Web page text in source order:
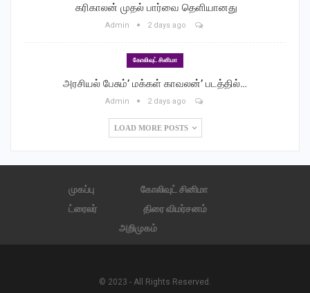
‎ கரிகாலன் முதல் பார்வை தெளியானது
Admin 2 days ago
கோலிவுட் சினிமா
அரசியல் பேசும்’ மக்கள் காவலன்’ படத்தில்…
Admin 2 days ago
LOAD MORE POSTS
முகப்பு
கோலிவுட் சினிமா
ட்ரைலர்
திரை விமர்சனம்
அறிமுகம்
© 2023 - All Rights Reserved.